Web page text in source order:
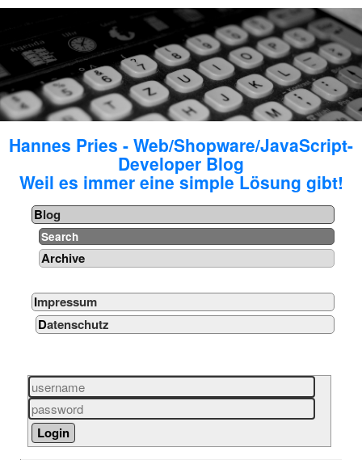
Hannes Pries - Web/Shopware/JavaScript-
Developer Blog
Weil es immer eine simple Lösung gibt!
Blog
Search
Archive
Impressum
Datenschutz